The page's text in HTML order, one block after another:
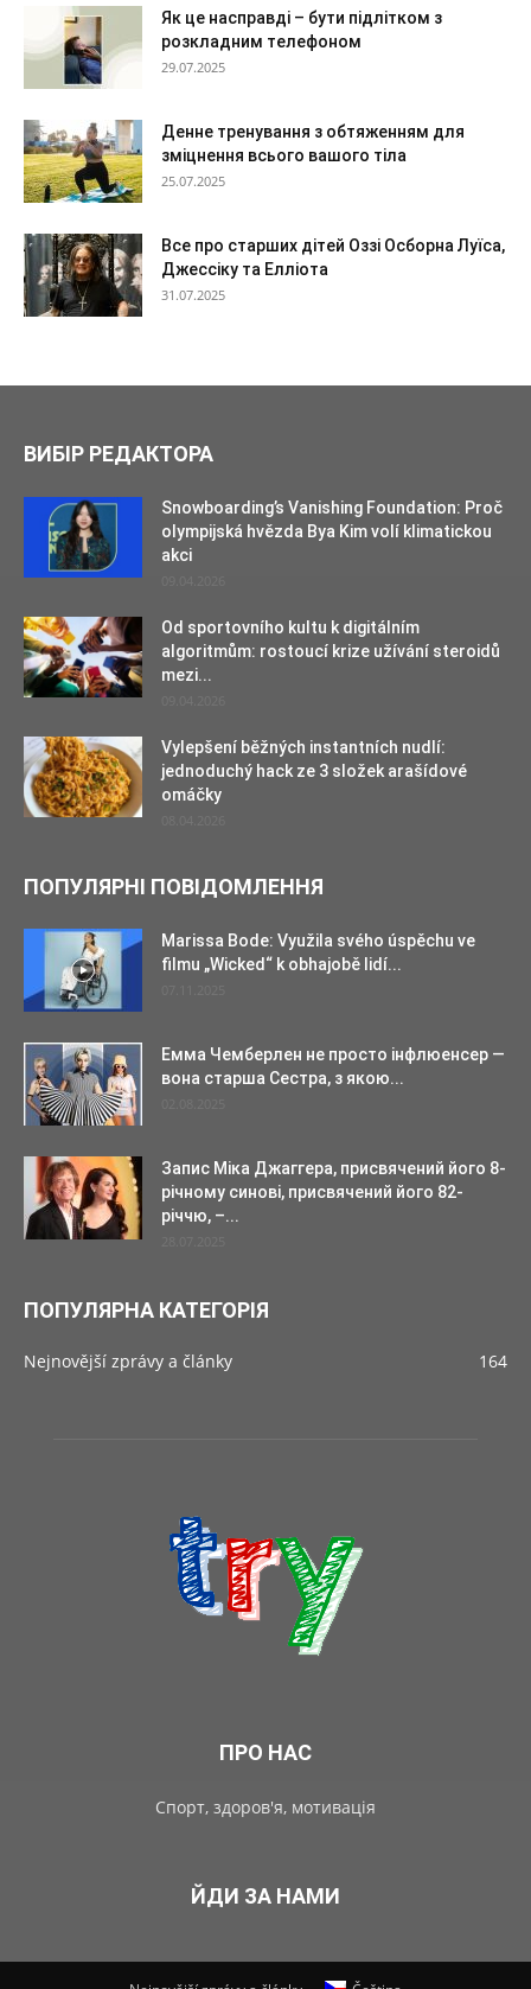
Як це насправді – бути підлітком з
розкладним телефоном
29.07.2025
Денне тренування з обтяженням для
зміцнення всього вашого тіла
25.07.2025
Все про старших дітей Оззі Осборна Луїса,
Джессіку та Елліота
31.07.2025
ВИБІР РЕДАКТОРА
Snowboarding’s Vanishing Foundation: Proč
olympijská hvězda Bya Kim volí klimatickou
akci
Od sportovního kultu k digitálním
algoritmům: rostoucí krize užívání steroidů
mezi...
Vylepšení běžných instantních nudlí:
jednoduchý hack ze 3 složek arašídové
omáčky
ПОПУЛЯРНІ ПОВІДОМЛЕННЯ
Marissa Bode: Využila svého úspěchu ve
filmu „Wicked“ k obhajobě lidí...
Емма Чемберлен не просто інфлюенсер —
вона старша Сестра, з якою...
Запис Міка Джаггера, присвячений його 8-
річному синові, присвячений його 82-
річчю, –...
ПОПУЛЯРНА КАТЕГОРІЯ
Nejnovější zprávy a články 164
ПРО НАС
Спорт, здоров'я, мотивація
ЙДИ ЗА НАМИ